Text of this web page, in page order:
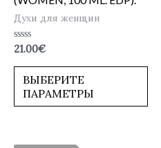
Духи для женщин
Оценка
из
21.00€
ВЫБЕРИТЕ
ПАРАМЕТРЫ